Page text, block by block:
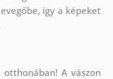
így a képeket
A vászon